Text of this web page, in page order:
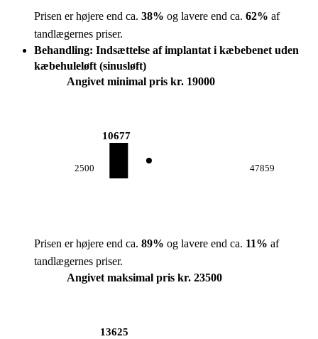
Prisen er højere end ca. 38% og lavere end ca. 62% af
tandlægernes priser.
Behandling: Indsættelse af implantat i kæbebenet uden
kæbehuleløft (sinusløft)
Angivet minimal pris kr. 19000
2500
10677
47859
Prisen er højere end ca. 89% og lavere end ca. 11% af
tandlægernes priser.
Angivet maksimal pris kr. 23500
13625